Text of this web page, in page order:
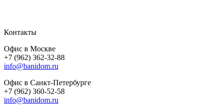
Контакты
Офис в Москве
+7 (962) 362-32-88
info@banidom.ru
Офис в Санкт-Петербурге
+7 (962) 360-52-58
info@banidom.ru